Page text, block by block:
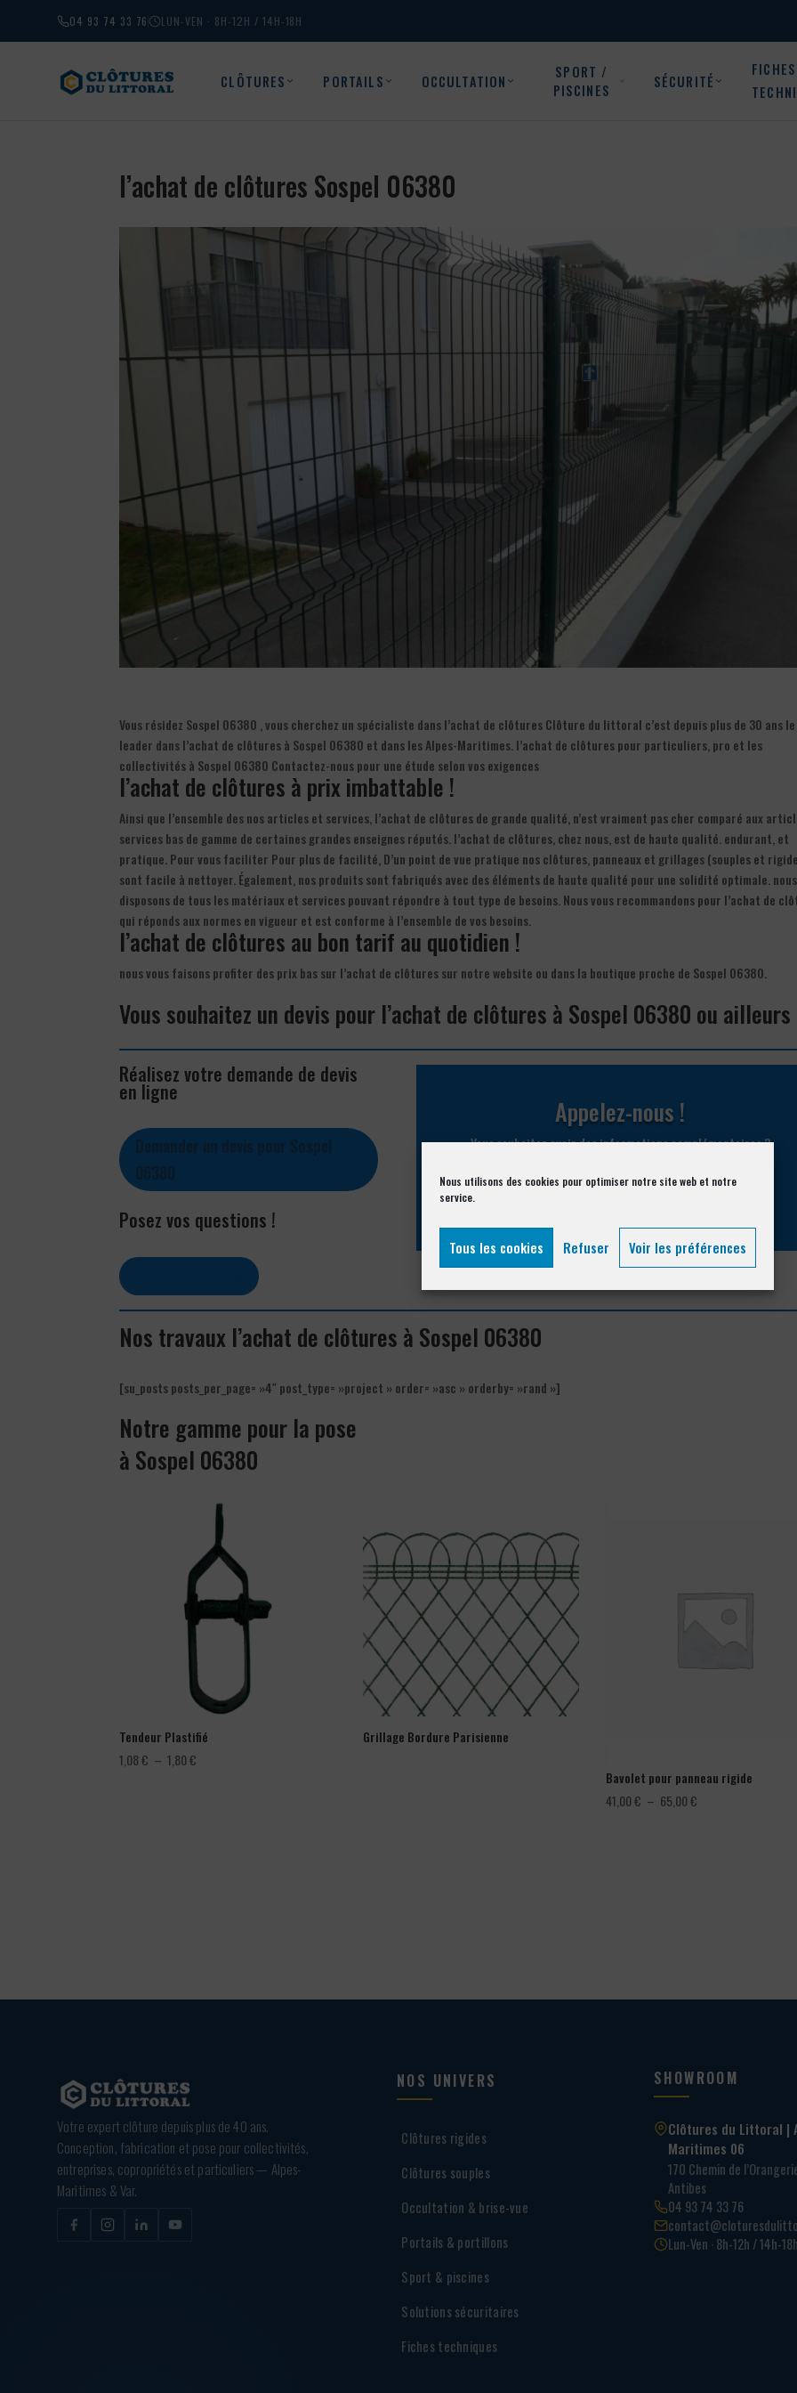
Nous utilisons des cookies pour optimiser notre site web et notre
service.
Tous les cookies Refuser Voir les préférences
04 93 74 33 76 LUN-VEN · 8H-12H / 14H-18H
CLÔTURES PORTAILS OCCULTATION
SPORT /
PISCINES
SÉCURITÉ
FICHES
l’achat de clôtures Sospel 06380
Vous résidez Sospel 06380 , vous cherchez un spécialiste dans l’achat de clôtures Clôture du littoral c’est depuis plus de 30 ans le
leader dans l’achat de clôtures à Sospel 06380 et dans les Alpes-Maritimes. l’achat de clôtures pour particuliers, pro et les
collectivités à Sospel 06380 Contactez-nous pour une étude selon vos exigences
l’achat de clôtures à prix imbattable !
Ainsi que l’ensemble des nos articles et services, l’achat de clôtures de grande qualité, n’est vraiment pas cher comparé aux
services bas de gamme de certaines grandes enseignes réputés. l’achat de clôtures, chez nous, est de haute qualité. endurant, et
pratique. Pour vous faciliter Pour plus de facilité, D’un point de vue pratique nos clôtures, panneaux et grillages (souples et
sont facile à nettoyer. Également, nos produits sont fabriqués avec des éléments de haute qualité pour une solidité optimale. nous
disposons de tous les matériaux et services pouvant répondre à tout type de besoins. Nous vous recommandons pour l’achat de
qui réponds aux normes en vigueur et est conforme à l’ensemble de vos besoins.
l’achat de clôtures au bon tarif au quotidien !
nous vous faisons profiter des prix bas sur l’achat de clôtures sur notre website ou dans la boutique proche de Sospel 06380.
Vous souhaitez un devis pour l’achat de clôtures à Sospel 06380 ou ailleurs
Réalisez votre demande de devis
en ligne
Posez vos questions !
Appelez-nous !
Vous souhaitez avoir des informations complémentaires ?
04 93 74 33 76
Nos travaux l’achat de clôtures à Sospel 06380
[su_posts posts_per_page= »4″ post_type= »project » order= »asc » orderby= »rand »]
Notre gamme pour la pose
à Sospel 06380
Tendeur Plastifié
1,08€ – 1,80€
Grillage Bordure Parisienne
Bavolet pour panneau rigide
41,00€ – 65,00€
Votre expert clôture depuis plus de 40 ans.
Conception, fabrication et pose pour collectivités,
entreprises, copropriétés et particuliers — Alpes-
Maritimes & Var.
NOS UNIVERS
Clôtures rigides
Clôtures souples
Occultation & brise-vue
Portails & portillons
Sport & piscines
Solutions sécuritaires
Fiches techniques
SHOWROOM
Clôtures du Littoral |
Maritimes 06
170 Chemin de
Antibes
04 93 74 33 76
Lun-Ven · 8h-12h / 14h-18h